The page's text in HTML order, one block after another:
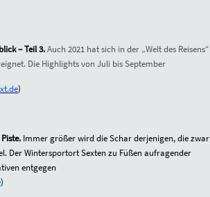
– Teil 3.Auch 2021 hat sich in der „Welt des Reisens“
Die Highlights von Juli bis September
)
Immer größer wird die Schar derjenigen, die zwar
Der WintersportortSexten zu Füßen aufragender
entgegen
)